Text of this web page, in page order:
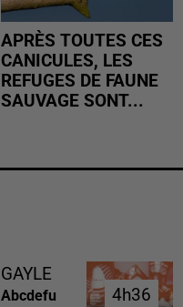
APRÈS TOUTES CES
CANICULES, LES
REFUGES DE FAUNE
SAUVAGE SONT...
GAYLE
Abcdefu 4h36
4h36